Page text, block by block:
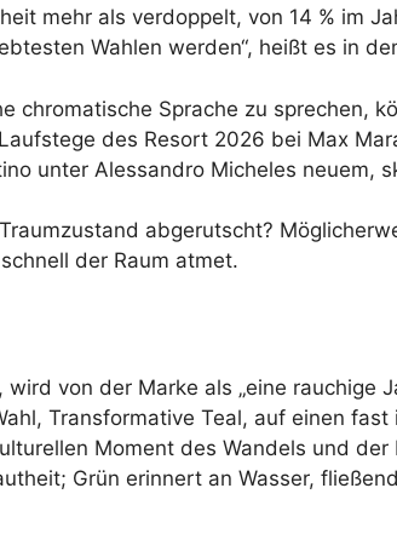
mehr als verdoppelt, von 14 % im
Wahlen werden“, heißt es in
chromatische Sprache zu sprechen,
des Resort 2026 bei Max
unter Alessandro Micheles neuem,
abgerutscht?
der Raum atmet.
von der Marke als „eine rauchige
Transformative Teal, auf einen
Moment des Wandels und
Grün erinnert an Wasser,